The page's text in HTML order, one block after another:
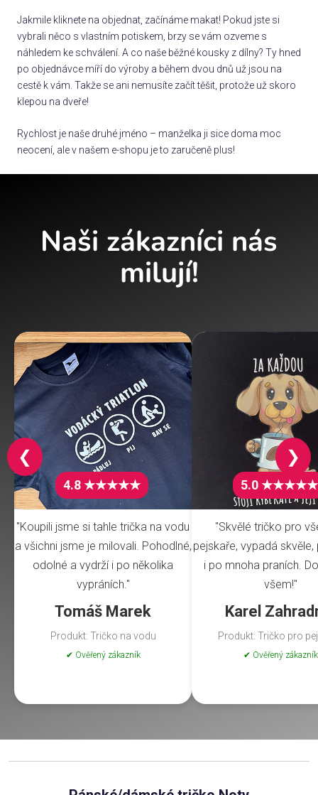
Jakmile kliknete na objednat, začínáme makat! Pokud jste si
vybrali něco s vlastním potiskem, brzy se vám ozveme s
náhledem ke schválení. A co naše běžné kousky z dílny? Ty hned
po objednávce míří do výroby a během dvou dnů už jsou na
cestě k vám. Takže se ani nemusíte začít těšit, protože už skoro
klepou na dveře!
Rychlost je naše druhé jméno – manželka ji sice doma moc
neocení, ale v našem e-shopu je to zaručeně plus!
Naši zákazníci nás
milují!
4.8 ★★★★★
"Koupili jsme si tahle trička na vodu
a všichni jsme je milovali. Pohodlné,
odolné a vydrží i po několika
vypráních."
Tomáš Marek
Produkt: Tričko na vodu
✔ Ověřený zákazník
5.0 ★★★★★
"Skvělé tričko pro
pejskaře, vypadá
i po mnoha praních.
všem!"
Karel
Produkt: Tričko pro
✔ Ověřený zákazník
❮ ❯